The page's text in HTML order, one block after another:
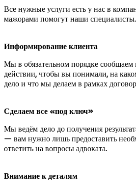
Все нужные услуги есть у нас в
мажорами помогут наши специалисты.
Информирование клиента
Мы в обязательном порядке
действии, чтобы вы понимали, на
дело и что мы делаем в рамках
Сделаем все «под ключ»
Мы ведём дело до получения
— вам нужно лишь предоставить
ответить на вопросы адвоката.
Внимание к деталям